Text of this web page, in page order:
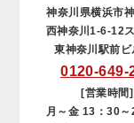
神奈川県横浜市
西神奈川1-6-12
東神奈川駅前
0120-649-
[営業時間]
月～金 13：30